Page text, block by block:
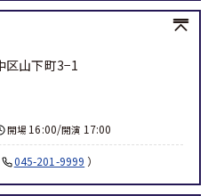
区山下町3−1
開場 16:00/開演 17:00
045-201-9999